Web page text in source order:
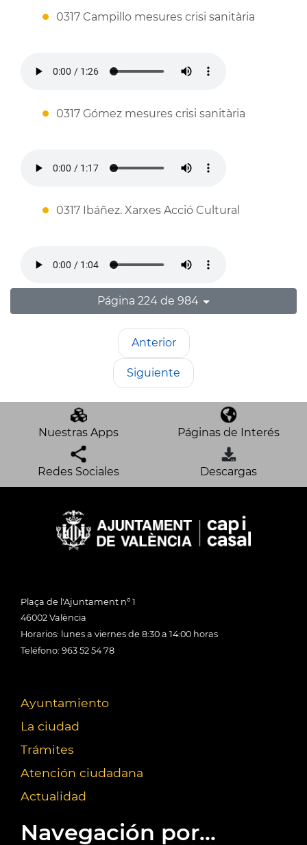
0317 Campillo mesures crisi sanitària
0317 Gómez mesures crisi sanitària
0317 Ibáñez. Xarxes Acció Cultural
Página 224 de 984
Anterior
Siguiente
Nuestras Apps Páginas de Interés
Redes Sociales Descargas
Plaça de l'Ajuntament nº 1
46002 València
Horarios: lunes a viernes de 8:30 a 14:00 horas
Teléfono: 963 52 54 78
Ayuntamiento
La ciudad
Trámites
Atención ciudadana
Actualidad
Navegación por...